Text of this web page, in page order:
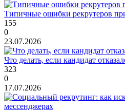
Типичные ошибки рекрутеров
155
0
23.07.2026
Что делать, если кандидат
323
0
17.07.2026